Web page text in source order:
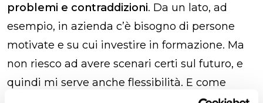
problemi e contraddizioni. Da un lato, ad
esempio, in azienda c’è bisogno di persone
motivate e su cui investire in formazione. Ma
non riesco ad avere scenari certi sul futuro, e
quindi mi serve anche flessibilità. E come